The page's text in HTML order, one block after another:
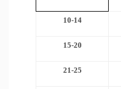
10-14
15-20
21-25